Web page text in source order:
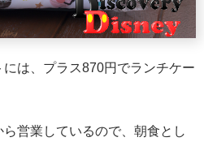
には、プラス870円でランチケー
営業しているので、朝食とし